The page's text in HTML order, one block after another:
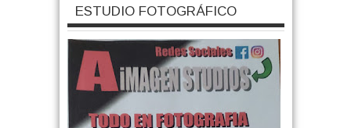
ESTUDIO FOTOGRÁFICO